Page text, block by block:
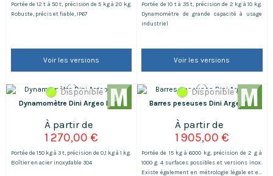
Portée de 12 t à 50 t, précision de 5 kg à 20 kg.
Robuste, précis et fiable, IP67
Voir les versions
Portée de 10 t à 35 t, précision de 2 kg à 10 kg.
Dynamomètre de grande capacité à usage
industriel
Voir les versions
Dynamomètre Dini Argeo MCW
Disponible
1 270,00 €
Portée de 150 kg à 3 t, précision de 0,1 kg à 1 kg.
Boîtier en acier inoxydable 304
Barres peseuses Dini Argeo BP
Disponible
1 905,00 €
Portée de 15 kg à 6000 kg, précision de 2 g à
1000 g. 4 surfaces possibles et versions inox.
Existe également en métrologie légale et en